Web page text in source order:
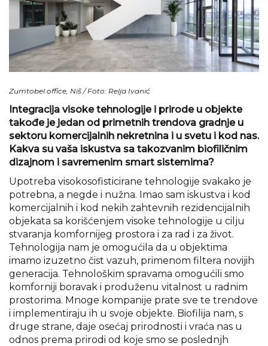
Zumtobel office, Niš / Foto: Relja Ivanić
Integracija visoke tehnologije i prirode u objekte
takođe je jedan od primetnih trendova gradnje u
sektoru komercijalnih nekretnina i u svetu i kod nas.
Kakva su vaša iskustva sa takozvanim biofiličnim
dizajnom i savremenim smart sistemima?
Upotreba visokosofisticirane tehnologije svakako je
potrebna, a negde i nužna. Imao sam iskustva i kod
komercijalnih i kod nekih zahtevnih rezidencijalnih
objekata sa korišćenjem visoke tehnologije u cilju
stvaranja komfornijeg prostora i za rad i za život.
Tehnologija nam je omogućila da u objektima
imamo izuzetno čist vazuh, primenom filtera novijih
generacija. Tehnološkim spravama omogućili smo
komforniji boravak i produženu vitalnost u radnim
prostorima. Mnoge kompanije prate sve te trendove
i implementiraju ih u svoje objekte. Biofilija nam, s
druge strane, daje osećaj prirodnosti i vraća nas u
odnos prema prirodi od koje smo se poslednjh